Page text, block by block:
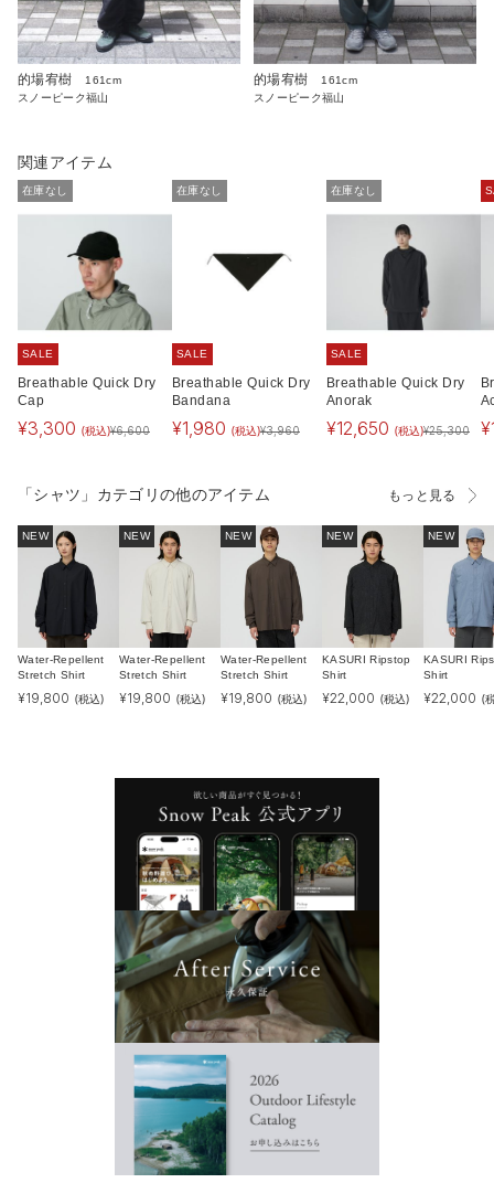
的場宥樹
161cm
スノーピーク福山
的場宥樹
161cm
スノーピーク福山
関連アイテム
在庫なし
SALE
Breathable Quick Dry
Cap
¥3,300 (税込)¥6,600
在庫なし
SALE
Breathable Quick Dry
Bandana
¥1,980 (税込)¥3,960
在庫なし
SALE
Breathable Quick Dry
Anorak
¥12,650 (税込)¥25,300 ¥
「シャツ」カテゴリの他のアイテム もっと見る
NEW
Water-Repellent
Stretch Shirt
¥19,800 (税込)
NEW
Water-Repellent
Stretch Shirt
¥19,800 (税込)
NEW
Water-Repellent
Stretch Shirt
¥19,800 (税込)
NEW
KASURI Ripstop
Shirt
¥22,000 (税込)
NEW
KASURI
Shirt
¥22,000 (